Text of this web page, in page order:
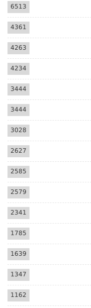
6513
4361
4263
4234
3444
3444
3028
2627
2585
2579
2341
1785
1639
1347
1162